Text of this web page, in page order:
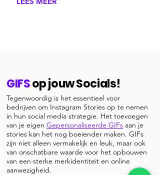
GIFSop jouw Socials!
Tegenwoordig is het essentieel voor
bedrijven om Instagram Stories op te nemen
in hun social media strategie. Het toevoegen
van je eigen Gepersonaliseerde GIFs aan je
stories kan het nog boeiender maken. GIFs
zijn niet alleen vermakelijk en leuk, maar ook
van onschatbare waarde voor het opbouwen
van een sterke merkidentiteit en online
aanwezigheid.